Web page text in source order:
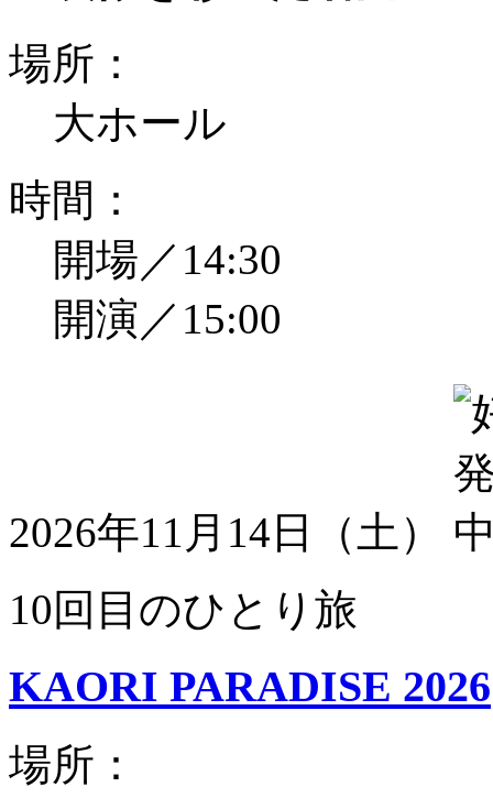
場所：
大ホール
時間：
開場／14:30
開演／15:00
2026年11月14日（土）
10回目のひとり旅
KAORI PARADISE 2026
場所：